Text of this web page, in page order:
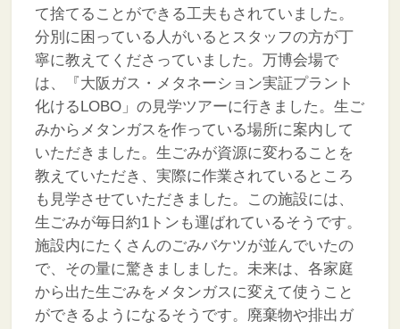
て捨てることができる工夫もされていました。
分別に困っている人がいるとスタッフの方が丁
寧に教えてくださっていました。万博会場で
は、『大阪ガス・メタネーション実証プラント
化けるLOBO」の見学ツアーに行きました。生ご
みからメタンガスを作っている場所に案内して
いただきました。生ごみが資源に変わることを
教えていただき、実際に作業されているところ
も見学させていただきました。この施設には、
生ごみが毎日約1トンも運ばれているそうです。
施設内にたくさんのごみバケツが並んでいたの
で、その量に驚きましました。未来は、各家庭
から出た生ごみをメタンガスに変えて使うこと
ができるようになるそうです。廃棄物や排出ガ